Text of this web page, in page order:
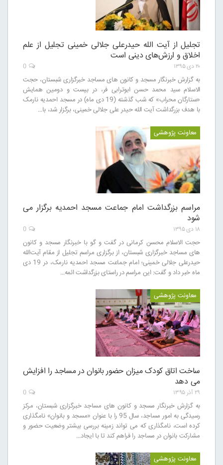
تجلیل از آیت الله حیدرعلی جلالی خمینی تجلیل از علم
اخلاق و ارزش‌های دینی است
۲۰ دی ۱۳۹۵ 0
به گزارش خبرنگار مسجد و کانون های مساجد خبرگزاری شبستان، حجت
الاسلام سید محمد حسن ابوترابی فر، در بیست و دومین همایش
«ستارگان محراب» که شب گذشته (19 دی ماه) در مسجد احمدیه نارمک
با هدف بزرگداشت آیت الله حیدر علی جلالی خمینی، برگزار شد، با…
معاونت پژوهشی
مراسم بزرگداشت امام جماعت مسجد احمدیه برگزار می
شود
۱۸ دی ۱۳۹۵ 0
حجت الاسلام محسن کرمانی در گفت و گو با خبرنگار مسجد و کانون
های مساجد خبرگزاری شبستان، از برگزاری مراسم تجلیل از مقام آیت‌الله
حیدرعلی جلالی خمینی؛ امام جماعت مسجد احمدیه نارمک، در 19 دی
ماه خبر داد و گفت: این مراسم در راستای بزرگداشت ائمه…
معاونت پژوهشی
ساخت اتاق کودک میزان حضور بانوان در مساجد را افزایش
می دهد
۲۹ آذر ۱۳۹۵ 0
به گزارش خبرنگار مسجد و کانون های مساجد خبرگزاری شبستان، مرکز
رسیدگی به امور مساجد، سال 95 را با عنوان «مسجد و بانوان» نامگذاری
کرده است، نامگذاری که می تواند زمینه بررسی بیشتر وضعیت حضور و
مشارکت بانوان در مساجد را فراهم کند تا با ایجاد…
معاونت پژوهشی